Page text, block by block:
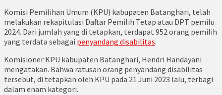
Komisi Pemilihan Umum (KPU) kabupaten Batanghari, telah
melakukan rekapitulasi Daftar Pemilih Tetap atau DPT pemilu
2024. Dari jumlah yang di tetapkan, terdapat 952 orang pemilih
yang terdata sebagai penyandang disabilitas.
Komisioner KPU kabupaten Batanghari, Hendri Handayani
mengatakan. Bahwa ratusan orang penyandang disabilitas
tersebut, di tetapkan oleh KPU pada 21 Juni 2023 lalu, terbagi
dalam enam kategori.